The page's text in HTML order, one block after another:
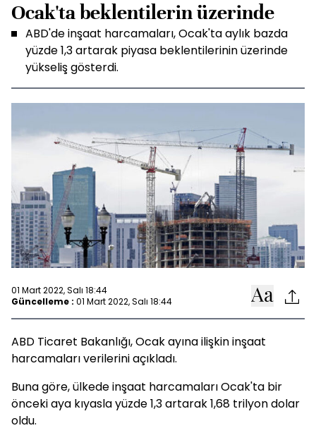
Ocak'ta beklentilerin üzerinde
ABD'de inşaat harcamaları, Ocak'ta aylık bazda
yüzde 1,3 artarak piyasa beklentilerinin üzerinde
yükseliş gösterdi.
01 Mart 2022, Salı 18:44
Güncelleme : 01 Mart 2022, Salı 18:44
ABD Ticaret Bakanlığı, Ocak ayına ilişkin inşaat
harcamaları verilerini açıkladı.
Buna göre, ülkede inşaat harcamaları Ocak'ta bir
önceki aya kıyasla yüzde 1,3 artarak 1,68 trilyon dolar
oldu.